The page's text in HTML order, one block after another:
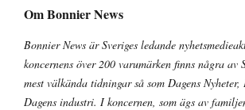
Om Bonnier News
Bonnier News är Sveriges ledande
koncernens över 200 varumärken finns några av
mest välkända tidningar så som Dagens Nyheter,
Dagens industri. I koncernen, som ägs av